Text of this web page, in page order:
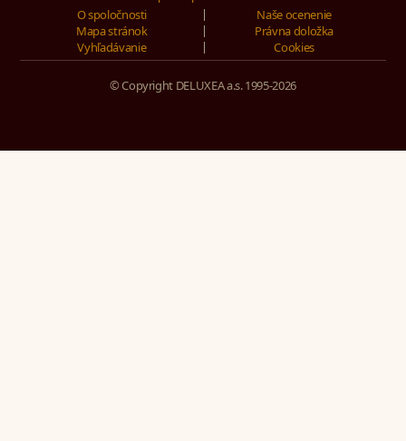
O spoločnosti
Naše ocenenie
Mapa stránok
Právna doložka
Vyhľadávanie
Cookies
© Copyright DELUXEA a.s. 1995-2026